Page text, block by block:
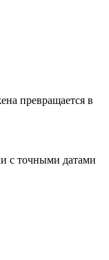
превращается в
с точными датами